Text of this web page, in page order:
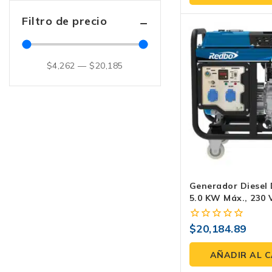
Generador Diesel
5.0 KW Máx., 230
Eléctrico Y Tanque
0
fuera
5
$20,184.89
AÑADIR AL
Filtro de precio
$4,262 —$20,185